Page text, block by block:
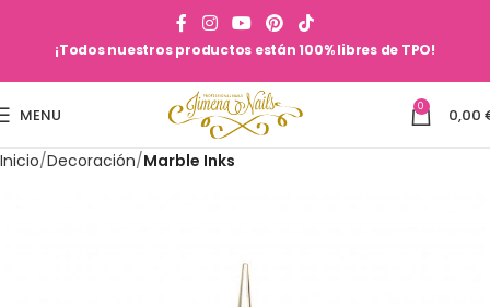
¡Todos nuestros productos están 100% libres de TPO!
MENU 0 0,00
Inicio Decoración Marble Inks